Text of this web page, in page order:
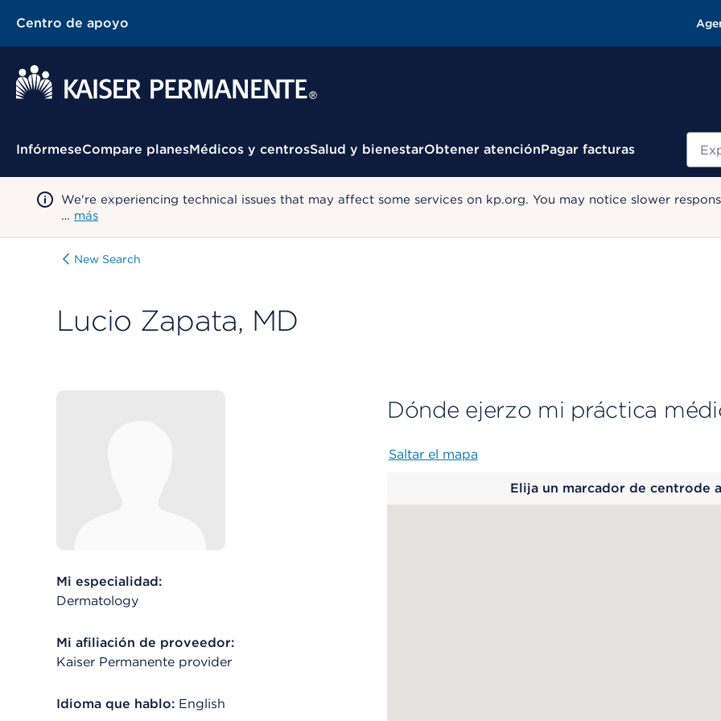
Centro de apoyo
Menú contextual
InfórmeseCompare planesMédicos y centrosSalud y bienestarObtener atenciónPagar facturas
We're experiencing technical issues that may affect some services on kp.org. You may notice slower
… más
New Search
Lucio Zapata, MD
Mi especialidad:
Dermatology
Mi afiliación de proveedor:
Kaiser Permanente provider
Idioma que hablo: English
Dónde ejerzo mi práctica
Saltar el mapa
Elija un marcador de centrode